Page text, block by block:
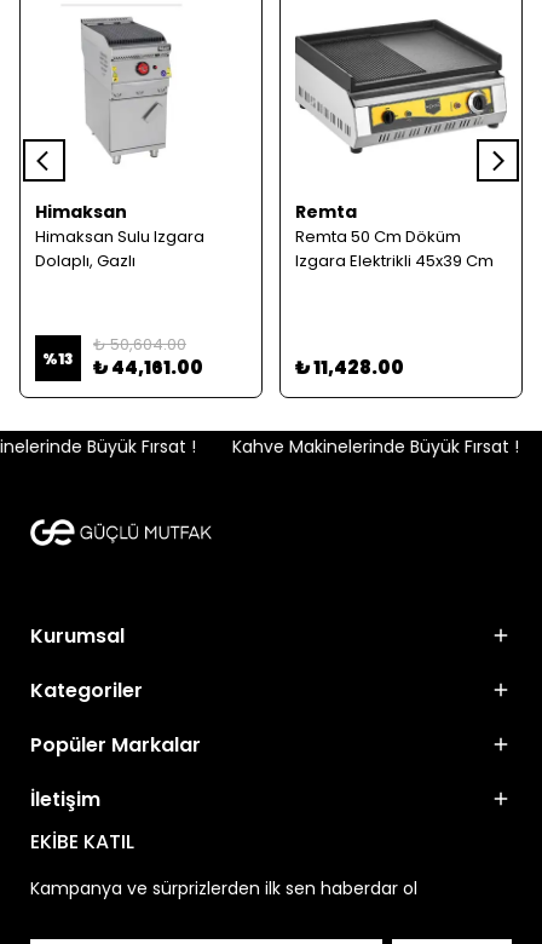
Himaksan
Himaksan Sulu Izgara
Dolaplı, Gazlı
%13
₺ 50,604.00
₺ 44,161.00
Remta
Remta 50 Cm Döküm
Izgara Elektrikli 45x39 Cm
₺ 11,428.00
Büyük Fırsat ! Kahve Makinelerinde Büyük Fırsat !
Kurumsal
Kategoriler
Popüler Markalar
İletişim
EKİBE KATIL
Kampanya ve sürprizlerden ilk sen haberdar ol